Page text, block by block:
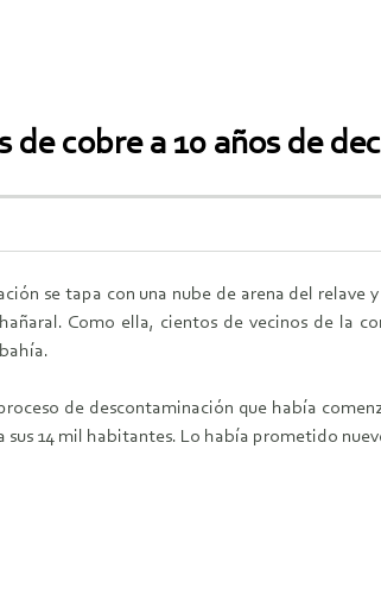
cobre a 10 años de
se tapa con una nube de arena del relave
Como ella, cientos de vecinos de la
de descontaminación que había
14 mil habitantes. Lo había prometido